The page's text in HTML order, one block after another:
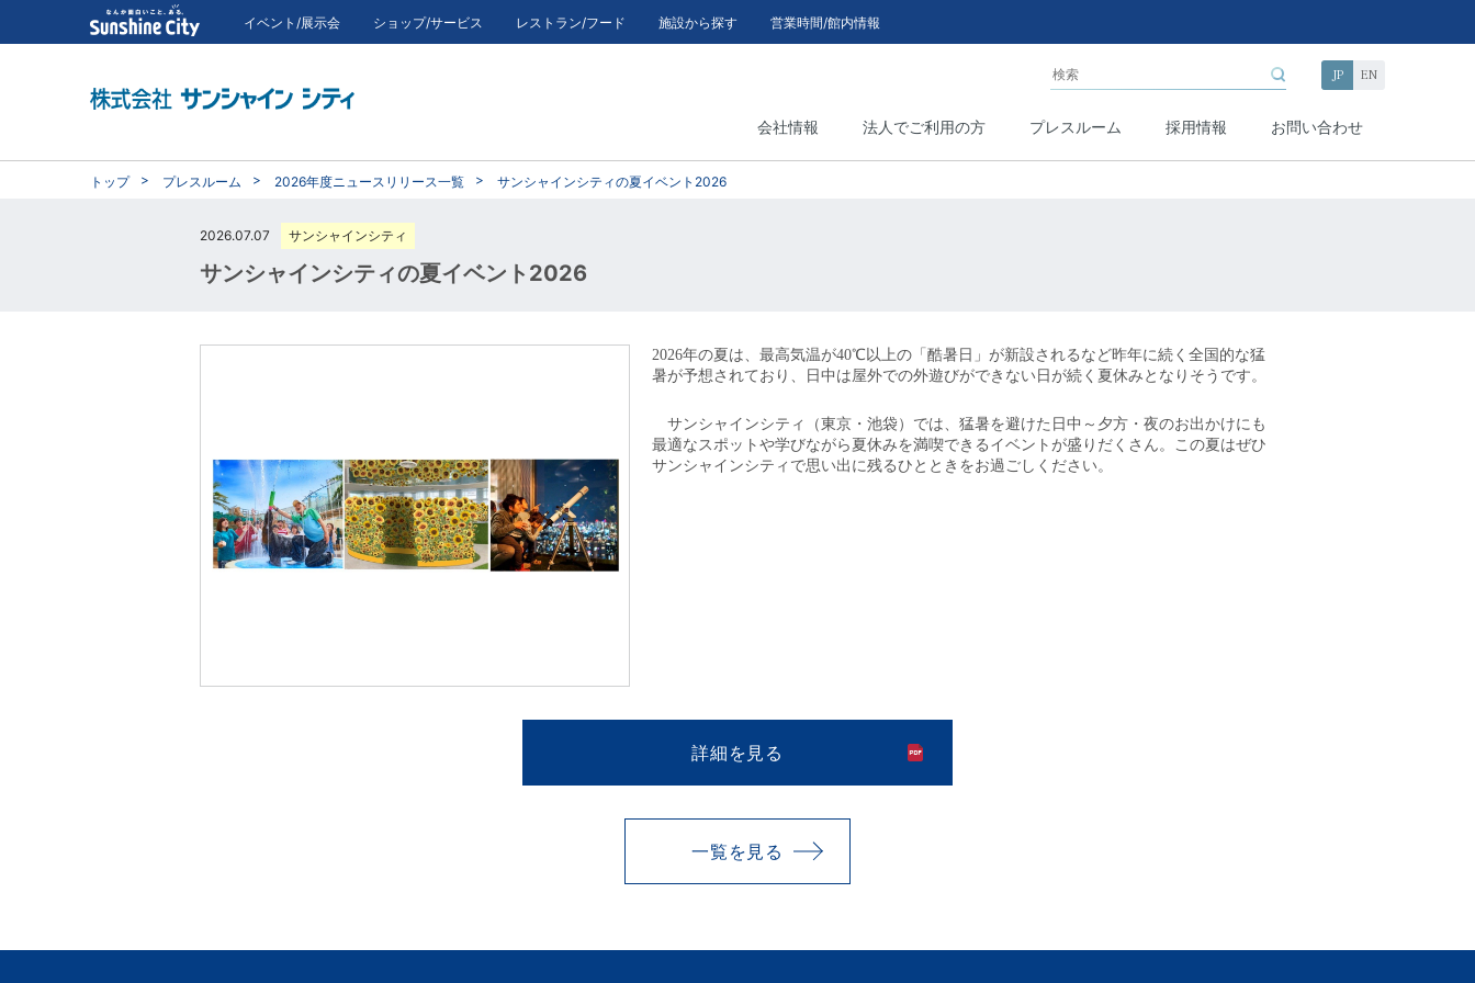
イベント/展示会 ショップ/サービス レストラン/フード 施設から探す 営業時間/館内情報
JP EN
会社情報 法人でご利用の方 プレスルーム 採用情報 お問い合わせ
トップ プレスルーム 2026年度ニュースリリース一覧 サンシャインシティの夏イベント2026
2026.07.07 サンシャインシティ
サンシャインシティの夏イベント2026
2026年の夏は、最高気温が40℃以上の「酷暑日」が新設されるなど昨年に続く全国的な猛
暑が予想されており、日中は屋外での外遊びができない日が続 く 夏休みとなりそうです。
サンシャインシティ（東京・池袋）では、猛暑を避けた日中～夕方・夜のお出かけにも
最適なスポットや学びながら夏休みを満喫できるイベントが盛りだくさん。この夏はぜひ
サンシャインシティで思い出に残るひとときをお過ごしください。
詳細を見る
一覧を見る